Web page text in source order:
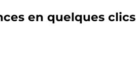
en quelques clics